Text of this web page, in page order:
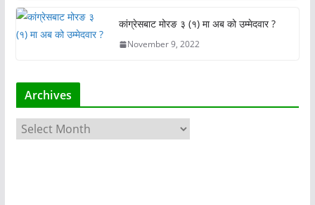
कांग्रेसबाट मोरङ ३ (१) मा अब को उम्मेदवार ?
November 9, 2022
Archives
r